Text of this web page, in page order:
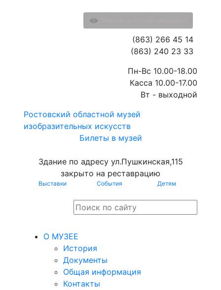
Ростовский областной музей
изобразительных искусств
Билеты в музей
Здание по адресу ул.Пушкинская,115
закрыто на реставрацию
Выставки События Детям
(863) 266 45 14
(863) 240 23 33
Пн-Вс 10.00-18.00
Касса 10.00-17.00
Вт - выходной
О МУЗЕЕ
История
Документы
Общая информация
Контакты